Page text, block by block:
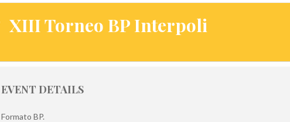
XIII Torneo BP Interpoli
EVENT DETAILS
Formato BP.